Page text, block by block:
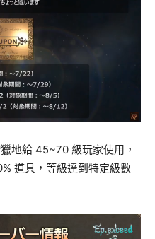
地給 45~70 級玩家使用，
道具，等級達到特定級數